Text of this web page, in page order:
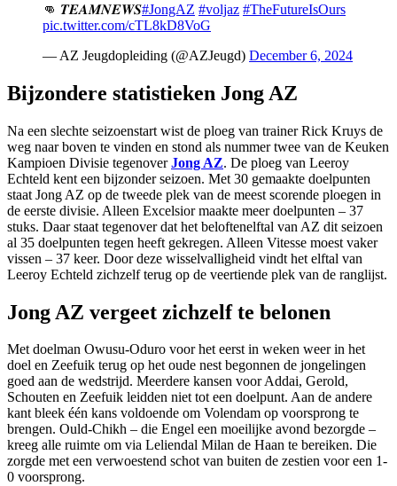
👊 𝑻𝑬𝑨𝑴𝑵𝑬𝑾𝑺#JongAZ #voljaz #TheFutureIsOurs
pic.twitter.com/cTL8kD8VoG
— AZ Jeugdopleiding (@AZJeugd) December 6, 2024
Bijzondere statistieken Jong AZ
Na een slechte seizoenstart wist de ploeg van trainer Rick Kruys de
weg naar boven te vinden en stond als nummer twee van de Keuken
Kampioen Divisie tegenoverJong AZ. De ploeg van Leeroy
Echteld kent een bijzonder seizoen. Met 30 gemaakte doelpunten
staat Jong AZ op de tweede plek van de meest scorende ploegen in
de eerste divisie. Alleen Excelsior maakte meer doelpunten – 37
stuks. Daar staat tegenover dat het beloftenelftal van AZ dit seizoen
al 35 doelpunten tegen heeft gekregen. Alleen Vitesse moest vaker
vissen – 37 keer. Door deze wisselvalligheid vindt het elftal van
Leeroy Echteld zichzelf terug op de veertiende plek van de ranglijst.
Jong AZ vergeet zichzelf te belonen
Met doelman Owusu-Oduro voor het eerst in weken weer in het
doel en Zeefuik terug op het oude nest begonnen de jongelingen
goed aan de wedstrijd. Meerdere kansen voor Addai, Gerold,
Schouten en Zeefuik leidden niet tot een doelpunt. Aan de andere
kant bleek één kans voldoende om Volendam op voorsprong te
brengen. Ould-Chikh – die Engel een moeilijke avond bezorgde –
kreeg alle ruimte om via Leliendal Milan de Haan te bereiken. Die
zorgde met een verwoestend schot van buiten de zestien voor een 1-
0 voorsprong.